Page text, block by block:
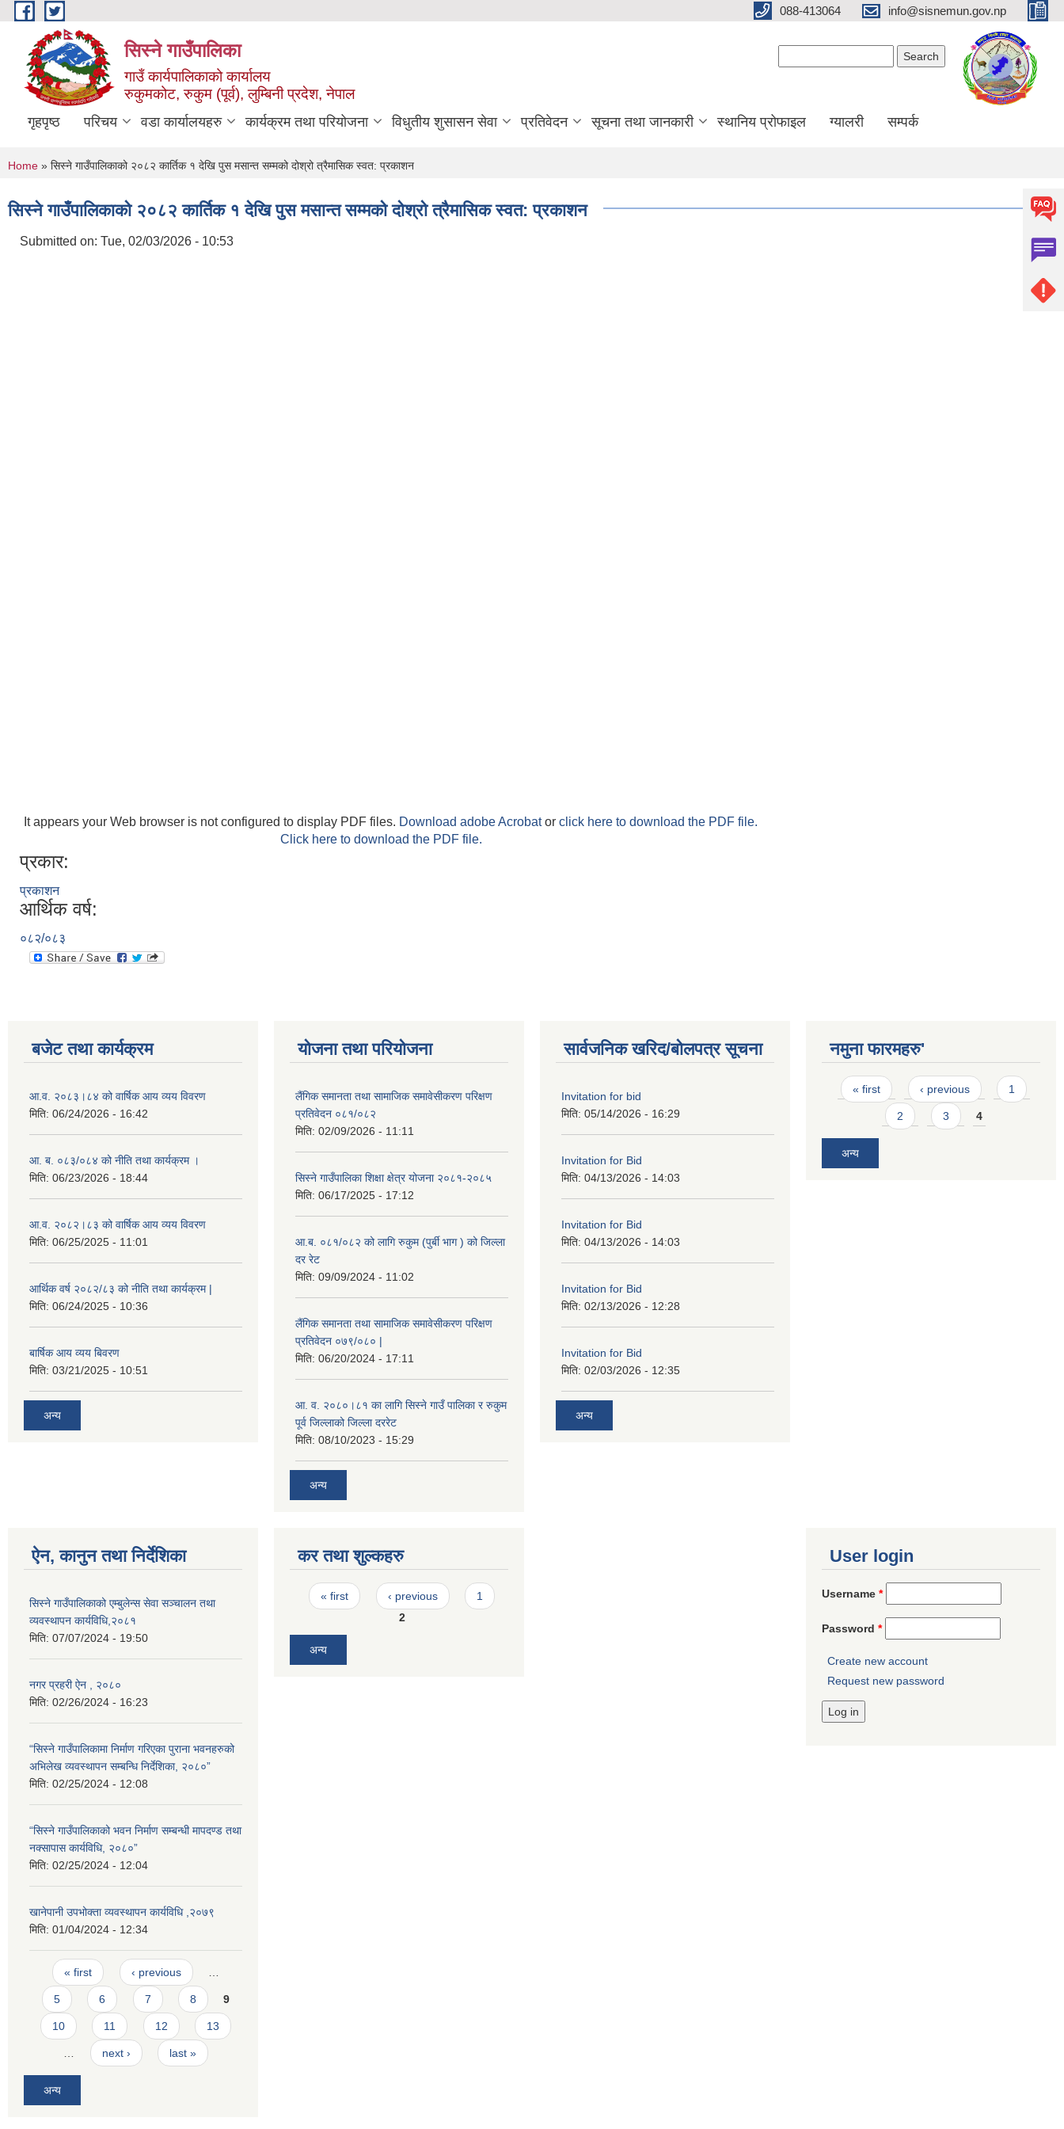
Skip to main content 088-413064 info@sisnemun.gov.np
सिस्ने गाउँपालिका
गाउँ कार्यपालिकाको कार्यालय
रुकुमकोट, रुकुम (पूर्व), लुम्बिनी प्रदेश, नेपाल
गृहपृष्ठ परिचय वडा कार्यालयहरु कार्यक्रम तथा परियोजना विधुतीय शुसासन सेवा प्रतिवेदन सूचना तथा जानकारी स्थानिय प्रोफाइल ग्यालरी सम्पर्क
You are here
Home » सिस्ने गाउँपालिकाको २०८२ कार्तिक १ देखि पुस मसान्त सम्मको दोश्रो त्रैमासिक स्वत: प्रकाशन
सिस्ने गाउँपालिकाको २०८२ कार्तिक १ देखि पुस मसान्त सम्मको दोश्रो त्रैमासिक स्वत: प्रकाशन
Submitted on: Tue, 02/03/2026 - 10:53
It appears your Web browser is not configured to display PDF files. Download adobe Acrobator click here to download the PDF file.
Click here to download the PDF file.
प्रकार:
प्रकाशन
आर्थिक वर्ष:
०८२/०८३
बजेट तथा कार्यक्रम
आ.व. २०८३।८४ को वार्षिक आय व्यय विवरण
मिति: 06/24/2026 - 16:42
आ. ब. ०८३/०८४ को नीति तथा कार्यक्रम ।
मिति: 06/23/2026 - 18:44
आ.व. २०८२।८३ को वार्षिक आय व्यय विवरण
मिति: 06/25/2025 - 11:01
आर्थिक वर्ष २०८२/८३ को नीति तथा कार्यक्रम |
मिति: 06/24/2025 - 10:36
बार्षिक आय व्यय बिवरण
मिति: 03/21/2025 - 10:51
अन्य
योजना तथा परियोजना
लैंगिक समानता तथा सामाजिक समावेसीकरण परिक्षण
प्रतिवेदन ०८१/०८२
मिति: 02/09/2026 - 11:11
सिस्ने गाउँपालिका शिक्षा क्षेत्र योजना २०८१-२०८५
मिति: 06/17/2025 - 17:12
आ.ब. ०८१/०८२ को लागि रुकुम (पुर्बी भाग ) को जिल्ला
दर रेट
मिति: 09/09/2024 - 11:02
लैंगिक समानता तथा सामाजिक समावेसीकरण परिक्षण
प्रतिवेदन ०७९/०८० |
मिति: 06/20/2024 - 17:11
आ. व. २०८०।८१ का लागि सिस्ने गाउँ पालिका र रुकुम
पूर्व जिल्लाको जिल्ला दररेट
मिति: 08/10/2023 - 15:29
अन्य
सार्वजनिक खरिद/बोलपत्र सूचना
Invitation for bid
मिति: 05/14/2026 - 16:29
Invitation for Bid
मिति: 04/13/2026 - 14:03
Invitation for Bid
मिति: 04/13/2026 - 14:03
Invitation for Bid
मिति: 02/13/2026 - 12:28
Invitation for Bid
मिति: 02/03/2026 - 12:35
अन्य
नमुना फारमहरु'
Pages
« first ‹ previous 1
2 3 4
अन्य
ऐन, कानुन तथा निर्देशिका
सिस्ने गाउँपालिकाको एम्बुलेन्स सेवा सञ्चालन तथा
व्यवस्थापन कार्यविधि,२०८१
मिति: 07/07/2024 - 19:50
नगर प्रहरी ऐन , २०८०
मिति: 02/26/2024 - 16:23
“सिस्ने गाउँपालिकामा निर्माण गरिएका पुराना भवनहरुको
अभिलेख व्यवस्थापन सम्बन्धि निर्देशिका, २०८०”
मिति: 02/25/2024 - 12:08
“सिस्ने गाउँपालिकाको भवन निर्माण सम्बन्धी मापदण्ड तथा
नक्सापास कार्यविधि, २०८०”
मिति: 02/25/2024 - 12:04
खानेपानी उपभोक्ता व्यवस्थापन कार्यविधि ,२०७९
मिति: 01/04/2024 - 12:34
Pages
« first ‹ previous
5 6 7 8 9
10 11 12 13
next › last »
अन्य
कर तथा शुल्कहरु
Pages
« first ‹ previous
1
2
अन्य
User login
Username *
Password *
Create new account
Request new password